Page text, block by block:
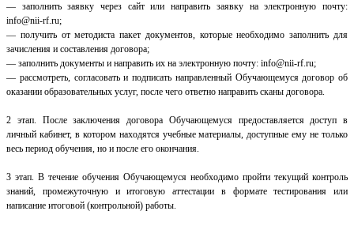
— заполнить заявку через сайт или направить заявку на электронную почту:
info@nii-rf.ru;
— получить от методиста пакет документов, которые необходимо заполнить для
зачисления и составления договора;
— заполнить документы и направить их на электронную почту: info@nii-rf.ru;
— рассмотреть, согласовать и подписать направленный Обучающемуся договор об
оказании образовательных услуг, после чего ответно направить сканы договора.
2 этап. После заключения договора Обучающемуся предоставляется доступ в
личный кабинет, в котором находятся учебные материалы, доступные ему не только
весь период обучения, но и после его окончания.
3 этап. В течение обучения Обучающемуся необходимо пройти текущий контроль
знаний, промежуточную и итоговую аттестации в формате тестирования или
написание итоговой (контрольной) работы.